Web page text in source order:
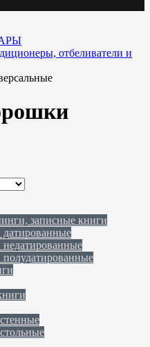
отбеливатели и
записные книги